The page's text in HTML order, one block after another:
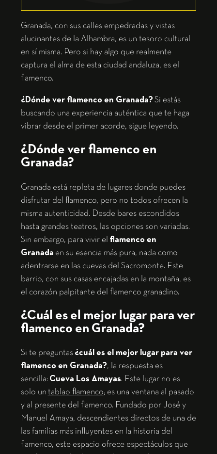
Granada, con sus calles empedradas y vistas
alucinantes de la Alhambra, es un tesoro cultural
en sí misma. Pero si hay algo que realmente
captura el alma de esta ciudad andaluza, es el
flamenco.
¿Dónde ver flamenco en Granada? Si estás
buscando una experiencia auténtica que te haga
vibrar desde el primer acorde, sigue leyendo.
¿Dónde ver flamenco en
Granada?
Granada está repleta de lugares donde puedes
disfrutar del flamenco, pero no todos ofrecen la
misma autenticidad. Desde bares escondidos
hasta grandes teatros, las opciones son variadas.
Sin embargo, para vivir el flamenco en
Granada en su esencia más pura, nada como
adentrarse en las cuevas del Sacromonte. Este
barrio, con sus casas encajadas en la montaña, es
el corazón palpitante del flamenco granadino.
¿Cuál es el mejor lugar para ver
flamenco en Granada?
Si te preguntas ¿cuál es el mejor lugar para ver
flamenco en Granada?, la respuesta es
sencilla: Cueva Los Amayas. Este lugar no es
solo un tablao flamenco; es una ventana al pasado
y al presente del flamenco. Fundado por José y
Manuel Amaya, descendientes directos de una de
las familias más influyentes en la historia del
flamenco, este espacio ofrece espectáculos que